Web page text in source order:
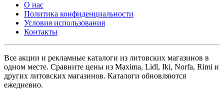
О нас
Политика конфиденциальности
Условия использования
Контакты
Все акции и рекламные каталоги из литовских магазинов в
одном месте. Сравните цены из Maxima, Lidl, Iki, Norfa, Rimi и
других литовских магазинов. Каталоги обновляются
ежедневно.